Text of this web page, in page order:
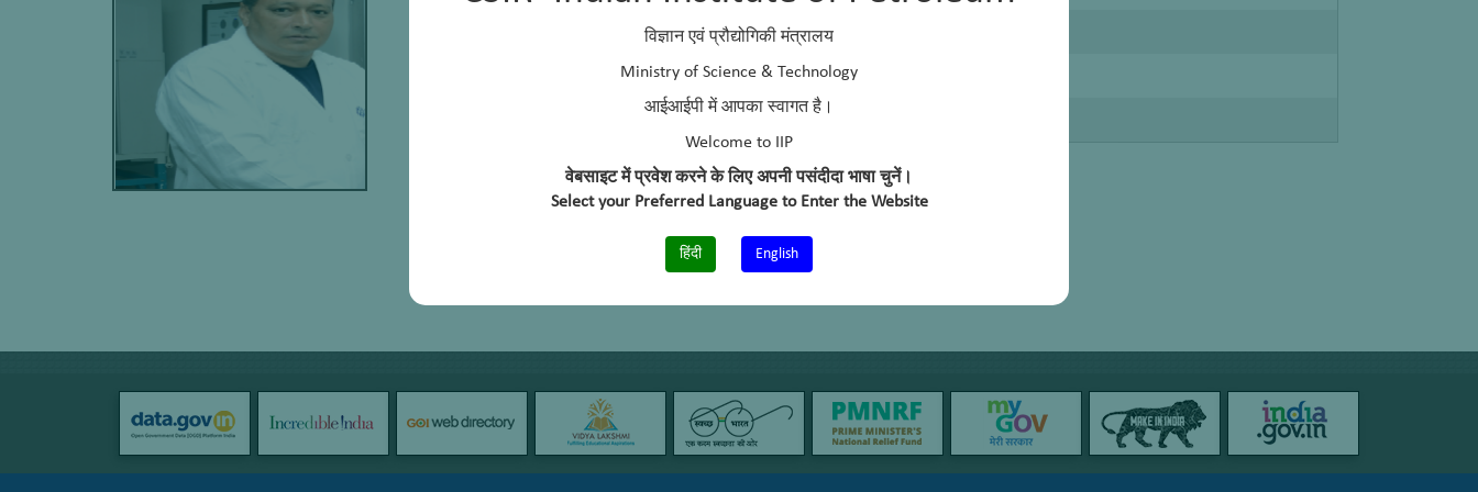
विज्ञान एवं प्रौद्योगिकी मंत्रालय
Ministry of Science & Technology
आईआईपी में आपका स्वागत है।
Welcome to IIP
वेबसाइट में प्रवेश करने के लिए अपनी पसंदीदा भाषा चुनें।
Select your Preferred Language to Enter the Website
हिंदी English
singhabbal9@gmail.com
+91 – 135 2525875
+91 – 9760672190